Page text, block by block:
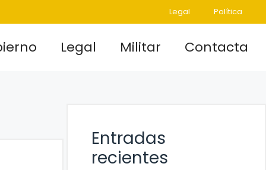
Legal Política
Legal Militar Contacta
Entradas
recientes